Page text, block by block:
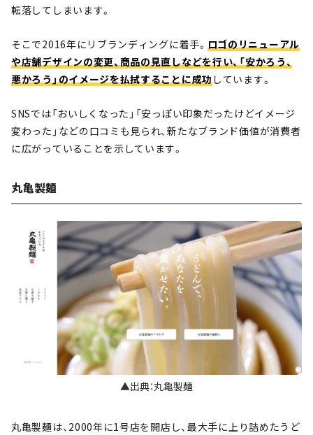
転落してしまいます。
そこで2016年にリブランディングに着手。 ロゴのリニューアル
や店舗デザインの変更、商品の見直しなどを行い、「安かろう、
悪かろう」のイメージを払拭することに成功 しています。
SNSでは「おいしくなった」「安っぽい印象だったけどイメージ
変わった」などの口コミも見られ、新たなブランド価値が消費者
に広がっていることを示しています。
丸亀製麺
▲出典：丸亀製麺
丸亀製麺は、2000年に1号店を開店し、最大手に上り詰めたうど